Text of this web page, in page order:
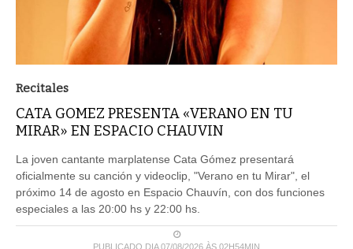
Recitales
CATA GOMEZ PRESENTA «VERANO EN TU
MIRAR» EN ESPACIO CHAUVIN
La joven cantante marplatense Cata Gómez presentará
oficialmente su canción y videoclip, "Verano en tu Mirar", el
próximo 14 de agosto en Espacio Chauvín, con dos funciones
especiales a las 20:00 hs y 22:00 hs.
PUBLICADO DIA 07/08/2026 ÀS 02H54MIN